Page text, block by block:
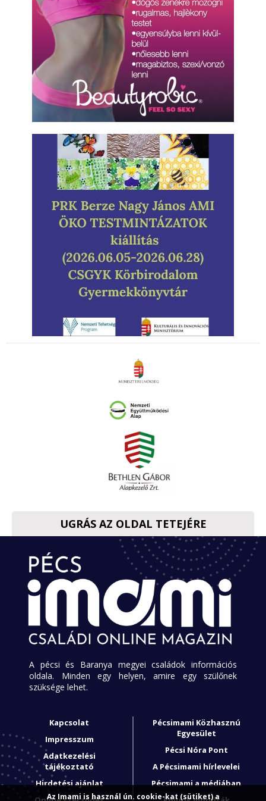
UGRÁS AZ OLDAL TETEJÉRE
A pécsi és Baranya megyei családok információs
oldala. Minden egy helyen, amire egy szülőnek
szüksége lehet.
Kapcsolat
Impresszum
Adatkezelési
tájékoztató
Hirdetési ajánlat
Pécsimami Közhasznú
Egyesület
Pécsi Nóra Pont
A Pécsimami hírlevelei
Pécsimami a médiában
Az Imami is használ ún. cookie-kat (sütiket) a